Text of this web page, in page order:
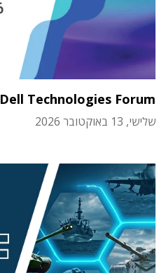
Dell Technologies Forum
שלישי, 13 באוקטובר 2026